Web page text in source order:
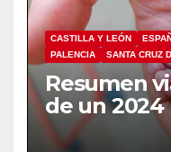
CASTILLA Y LEÓN
PALENCIA
SANTA CRUZ
Resumen
de un